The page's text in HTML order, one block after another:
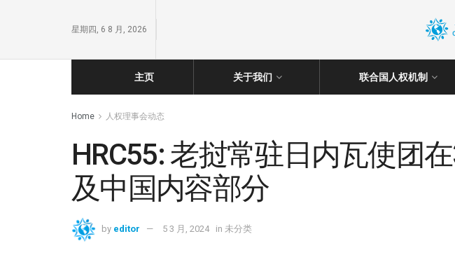
星期四, 6 8 月, 2026
主页 关于我们 联合国人权机制
Home 人权理事会动态
HRC55: 老挝常驻日内瓦使团
及中国内容部分
by editor 5 3 月, 2024 in 未分类